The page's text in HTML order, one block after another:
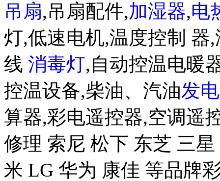
吊扇,吊扇配件,加湿器,电
灯,低速电机,温度控制 器
线 消毒灯,自动控温电暖
控温设备,柴油、汽油发
算器,彩电遥控器,空调遥
修理 索尼 松下 东芝 三
米 LG 华为 康佳 等品牌